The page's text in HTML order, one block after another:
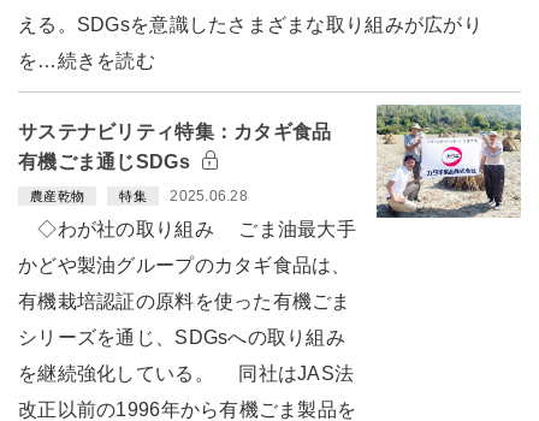
える。SDGsを意識したさまざまな取り組みが広がり
を…続きを読む
サステナビリティ特集：カタギ食品
有機ごま通じSDGs
農産乾物 特集 2025.06.28
◇わが社の取り組み ごま油最大手
かどや製油グループのカタギ食品は、
有機栽培認証の原料を使った有機ごま
シリーズを通じ、SDGsへの取り組み
を継続強化している。 同社はJAS法
改正以前の1996年から有機ごま製品を